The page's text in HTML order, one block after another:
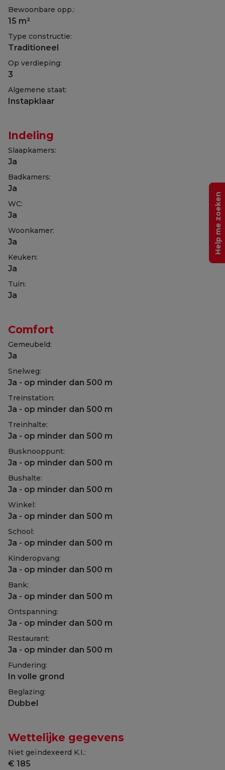
Bewoonbare opp.:
15 m²
Type constructie:
Traditioneel
Op verdieping:
3
Algemene staat:
Instapklaar
Indeling
Slaapkamers:
Ja
Badkamers:
Ja
WC:
Ja
Woonkamer:
Ja
Keuken:
Ja
Tuin:
Ja
Comfort
Gemeubeld:
Ja
Snelweg:
Ja - op minder dan 500 m
Treinstation:
Ja - op minder dan 500 m
Treinhalte:
Ja - op minder dan 500 m
Busknooppunt:
Ja - op minder dan 500 m
Bushalte:
Ja - op minder dan 500 m
Winkel:
Ja - op minder dan 500 m
School:
Ja - op minder dan 500 m
Kinderopvang:
Ja - op minder dan 500 m
Bank:
Ja - op minder dan 500 m
Ontspanning:
Ja - op minder dan 500 m
Restaurant:
Ja - op minder dan 500 m
Fundering:
In volle grond
Beglazing:
Dubbel
Wettelijke gegevens
Niet geïndexeerd K.I.:
€ 185
Help me zoeken